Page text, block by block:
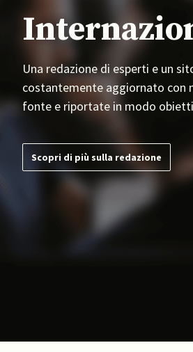
Una redazione di esperti e un
costantemente aggiornato con
fonte e riportate in modo
Scopri di più sulla redazione